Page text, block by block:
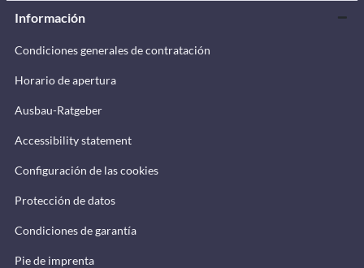
Información
Condiciones generales de contratación
Horario de apertura
Ausbau-Ratgeber
Accessibility statement
Configuración de las cookies
Protección de datos
Condiciones de garantía
Pie de imprenta